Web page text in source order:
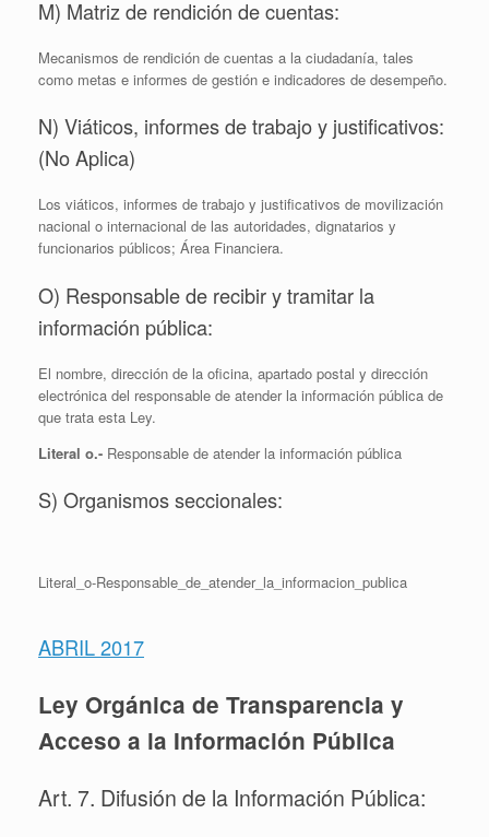
M) Matriz de rendición de cuentas:
Mecanismos de rendición de cuentas a la ciudadanía, tales
como metas e informes de gestión e indicadores de desempeño.
N) Viáticos, informes de trabajo y justificativos:
(No Aplica)
Los viáticos, informes de trabajo y justificativos de movilización
nacional o internacional de las autoridades, dignatarios y
funcionarios públicos; Área Financiera.
O) Responsable de recibir y tramitar la
información pública:
El nombre, dirección de la oficina, apartado postal y dirección
electrónica del responsable de atender la información pública de
que trata esta Ley.
Literal o.- Responsable de atender la información pública
S) Organismos seccionales:
Literal_o-Responsable_de_atender_la_informacion_publica
ABRIL 2017
Ley Orgánica de Transparencia y
Acceso a la Información Pública
Art. 7. Difusión de la Información Pública: